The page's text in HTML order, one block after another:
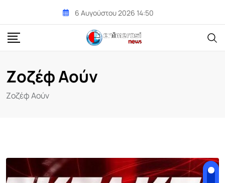
content
6 Αυγούστου 2026 14:50
Ζοζέφ Αούν
Ζοζέφ Αούν